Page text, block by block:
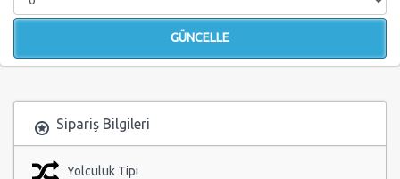
Sipariş Bilgileri
Yolculuk Tipi